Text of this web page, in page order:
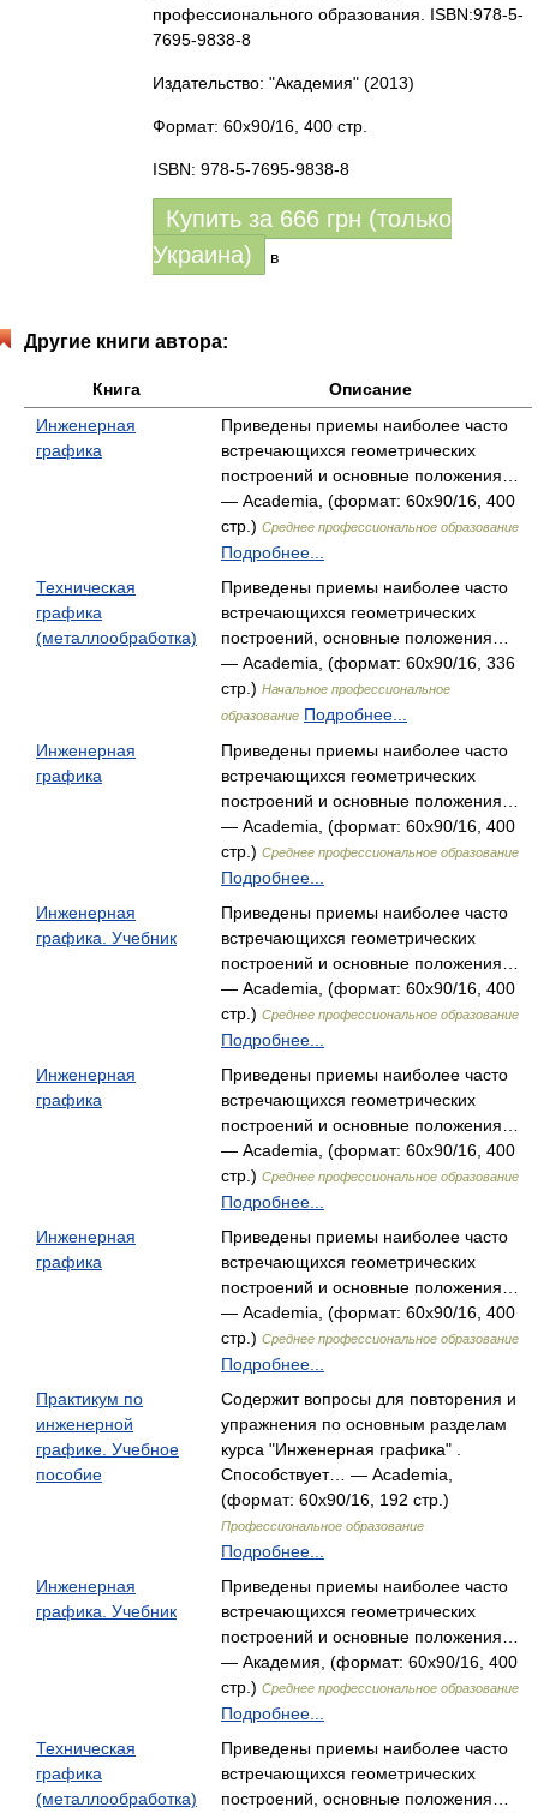
профессионального образования. ISBN:978-5-
7695-9838-8
Издательство: "Академия" (2013)
Формат: 60x90/16, 400 стр.
ISBN: 978-5-7695-9838-8
Купить за 666 грн (только
Украина)
в
Другие книги автора:
Книга
Описание
Инженерная
графика
Приведены приемы наиболее часто
встречающихся геометрических
построений и основные положения…
— Academia, (формат: 60x90/16, 400
стр.) Среднее профессиональное образование
Подробнее...
Техническая
графика
(металлообработка)
Приведены приемы наиболее часто
встречающихся геометрических
построений, основные положения…
— Academia, (формат: 60x90/16, 336
стр.) Начальное профессиональное
образование Подробнее...
Инженерная
графика
Приведены приемы наиболее часто
встречающихся геометрических
построений и основные положения…
— Academia, (формат: 60x90/16, 400
стр.) Среднее профессиональное образование
Подробнее...
Инженерная
графика. Учебник
Приведены приемы наиболее часто
встречающихся геометрических
построений и основные положения…
— Academia, (формат: 60x90/16, 400
стр.) Среднее профессиональное образование
Подробнее...
Инженерная
графика
Приведены приемы наиболее часто
встречающихся геометрических
построений и основные положения…
— Academia, (формат: 60x90/16, 400
стр.) Среднее профессиональное образование
Подробнее...
Инженерная
графика
Приведены приемы наиболее часто
встречающихся геометрических
построений и основные положения…
— Academia, (формат: 60x90/16, 400
стр.) Среднее профессиональное образование
Подробнее...
Практикум по
инженерной
графике. Учебное
пособие
Содержит вопросы для повторения и
упражнения по основным разделам
курса "Инженерная графика" .
Способствует… — Academia,
(формат: 60x90/16, 192 стр.)
Профессиональное образование
Подробнее...
Инженерная
графика. Учебник
Приведены приемы наиболее часто
встречающихся геометрических
построений и основные положения…
— Академия, (формат: 60x90/16, 400
стр.) Среднее профессиональное образование
Подробнее...
Техническая
графика
(металлообработка)
Приведены приемы наиболее часто
встречающихся геометрических
построений, основные положения…